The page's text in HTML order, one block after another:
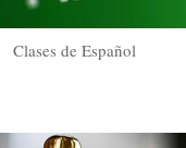
Clases de Español